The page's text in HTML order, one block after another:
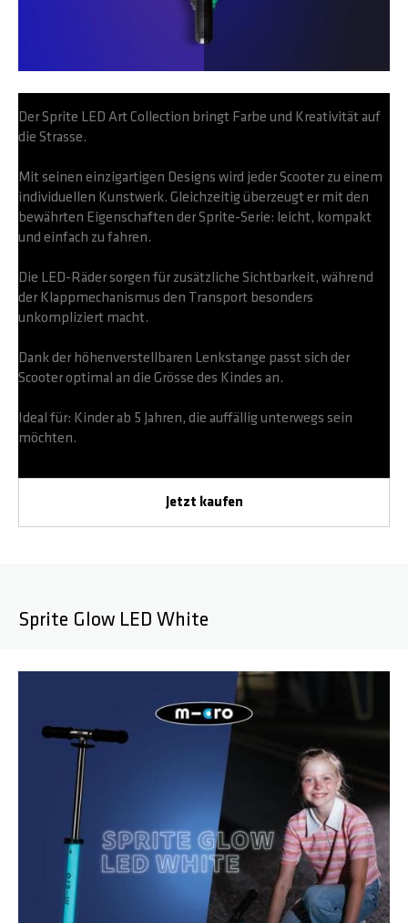
Der Sprite LED Art Collection bringt Farbe und Kreativität auf
die Strasse.
Mit seinen einzigartigen Designs wird jeder Scooter zu einem
individuellen Kunstwerk. Gleichzeitig überzeugt er mit den
bewährten Eigenschaften der Sprite-Serie: leicht, kompakt
und einfach zu fahren.
Die LED-Räder sorgen für zusätzliche Sichtbarkeit, während
der Klappmechanismus den Transport besonders
unkompliziert macht.
Dank der höhenverstellbaren Lenkstange passt sich der
Scooter optimal an die Grösse des Kindes an.
Ideal für: Kinder ab 5 Jahren, die auffällig unterwegs sein
möchten.
Jetzt kaufen
Sprite Glow LED White